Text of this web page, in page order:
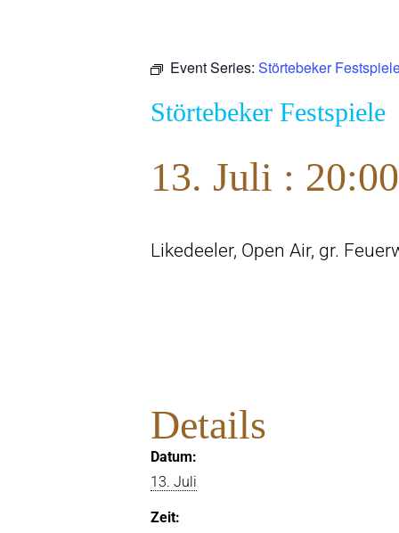
Event Series: Störtebeker
Störtebeker Festspiele
13. Juli : 20:00
Likedeeler, Open Air, gr.
Details
Datum:
13. Juli
Zeit: